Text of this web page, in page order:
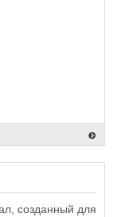
созданный для